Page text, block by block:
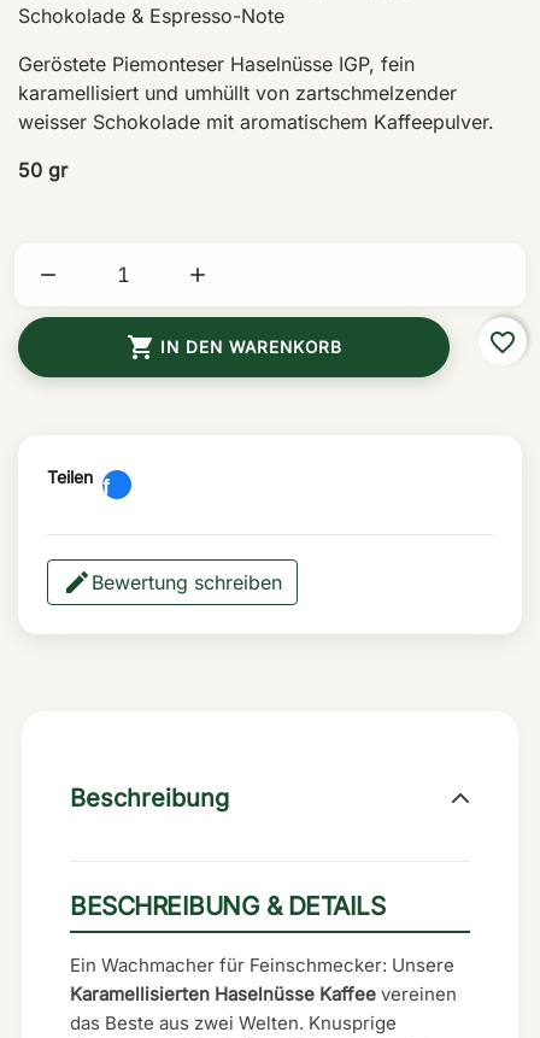
Schokolade & Espresso-Note
Geröstete Piemonteser Haselnüsse IGP, fein
karamellisiert und umhüllt von zartschmelzender
weisser Schokolade mit aromatischem Kaffeepulver.
50 gr
 
 IN DEN WARENKORB favorite_border
Teilen
Bewertung schreiben
Beschreibung
BESCHREIBUNG & DETAILS
Ein Wachmacher für Feinschmecker: Unsere
Karamellisierten Haselnüsse Kaffee vereinen
das Beste aus zwei Welten. Knusprige